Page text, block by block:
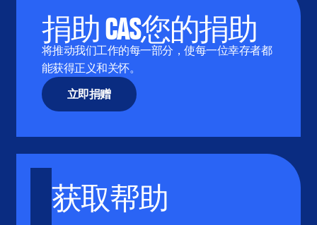
捐助 CAS您的捐助
将推动我们工作的每一部分，使每一位幸存者都
能获得正义和关怀。
立即捐赠
获取帮助